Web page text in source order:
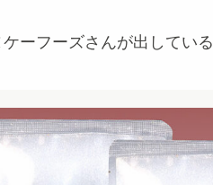
ーフーズさんが出している